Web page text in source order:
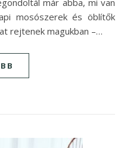
már abba, mi van
mosószerek és öblítők
rejtenek magukban –…